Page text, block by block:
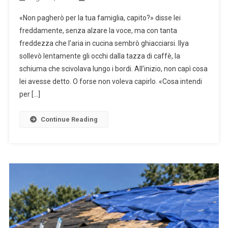
«Non pagherò per la tua famiglia, capito?» disse lei
freddamente, senza alzare la voce, ma con tanta
freddezza che l’aria in cucina sembrò ghiacciarsi. Ilya
sollevò lentamente gli occhi dalla tazza di caffè, la
schiuma che scivolava lungo i bordi. All’inizio, non capì cosa
lei avesse detto. O forse non voleva capirlo. «Cosa intendi
per […]
Continue Reading